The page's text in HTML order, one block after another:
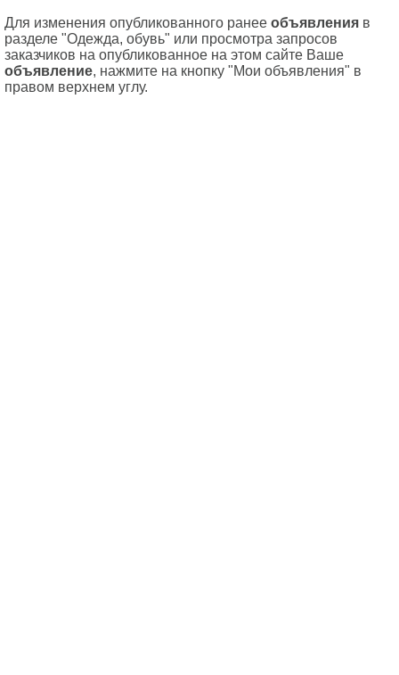
Для изменения опубликованного ранее объявления в
разделе "Одежда, обувь" или просмотра запросов
заказчиков на опубликованное на этом сайте Ваше
объявление, нажмите на кнопку "Мои объявления" в
правом верхнем углу.